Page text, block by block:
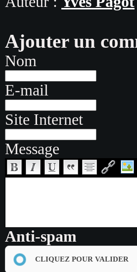
Ajouter un
Nom
E-mail
Site Internet
Message
Anti-spam
CLIQUEZ POUR VALIDER